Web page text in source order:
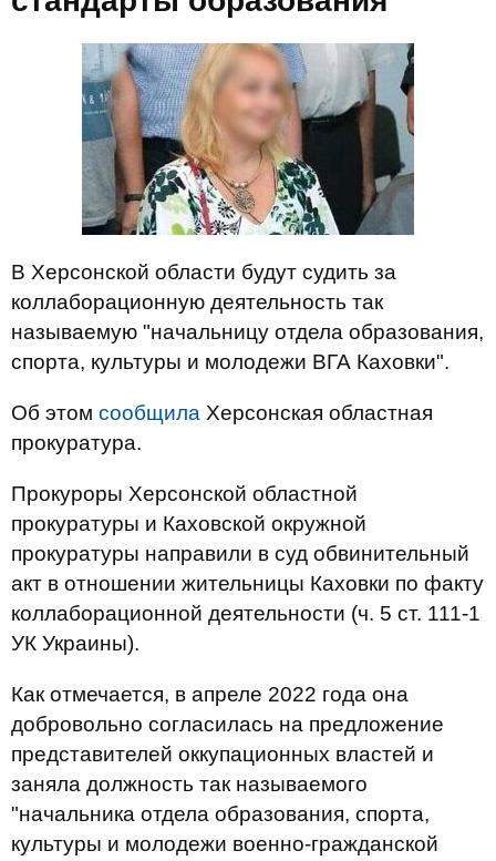
В Херсонской области будут судить за
коллаборационную деятельность так
называемую "начальницу отдела образования,
спорта, культуры и молодежи ВГА Каховки".
Об этом сообщила Херсонская областная
прокуратура.
Прокуроры Херсонской областной
прокуратуры и Каховской окружной
прокуратуры направили в суд обвинительный
акт в отношении жительницы Каховки по факту
коллаборационной деятельности (ч. 5 ст. 111-1
УК Украины).
Как отмечается, в апреле 2022 года она
добровольно согласилась на предложение
представителей оккупационных властей и
заняла должность так называемого
"начальника отдела образования, спорта,
культуры и молодежи военно-гражданской